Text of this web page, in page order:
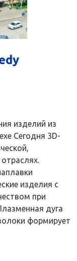
изделий из
Сегодня 3D-
изделия с
при
дуга
формирует